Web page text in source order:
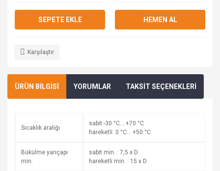
SEPETE EKLE HEMEN AL
Karşılaştır
ÜRÜN BİLGİSİ YORUMLAR TAKSİT SEÇENEKLERİ
Sıcaklık aralığı
sabit:-30 °C… +70 °C
hareketli: 0 °C… +50 °C
Bükülme yarıçapı
min.
sabit min. : 7,5 x D
hareketli min. : 15 x D